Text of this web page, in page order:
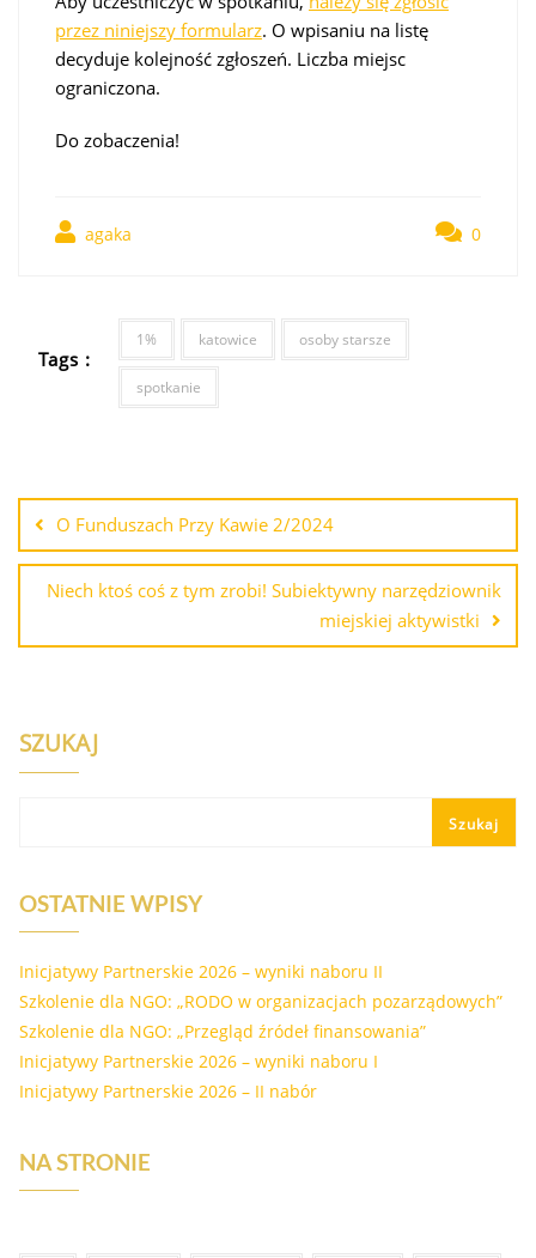
przez niniejszy formularz. O wpisaniu na listę
decyduje kolejność zgłoszeń. Liczba miejsc
ograniczona.
Do zobaczenia!
agaka 0
Tags :
1% katowice osoby starsze
spotkanie
O Funduszach Przy Kawie 2/2024
Niech ktoś coś z tym zrobi! Subiektywny narzędziownik
miejskiej aktywistki
SZUKAJ
Szukaj
OSTATNIE WPISY
Inicjatywy Partnerskie 2026 – wyniki naboru II
Szkolenie dla NGO: „RODO w organizacjach pozarządowych”
Szkolenie dla NGO: „Przegląd źródeł finansowania”
Inicjatywy Partnerskie 2026 – wyniki naboru I
Inicjatywy Partnerskie 2026 – II nabór
NA STRONIE